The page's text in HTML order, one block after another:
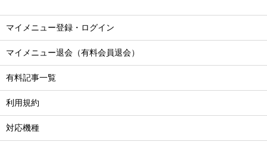
マイメニュー登録・ログイン
マイメニュー退会（有料会員退会）
有料記事一覧
利用規約
対応機種